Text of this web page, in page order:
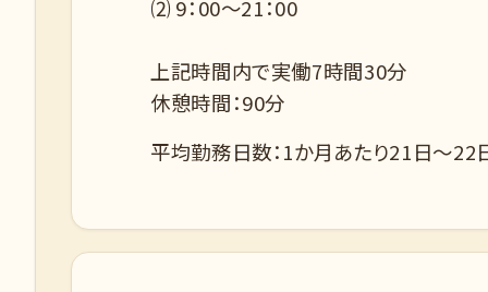
⑵ 9：00～21：00
上記時間内で実働7時間30分
休憩時間：90分
平均勤務日数：1か月あたり21日～22